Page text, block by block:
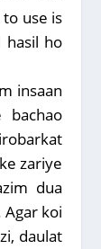
use is
hasil ho
insaan
bachao
zariye
dua
Agar koi
daulat